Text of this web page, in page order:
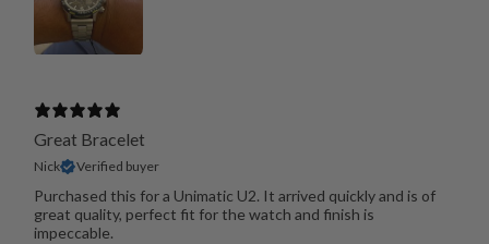
Great Bracelet
Nick Verified buyer
Purchased this for a Unimatic U2. It arrived quickly and is of
great quality, perfect fit for the watch and finish is
impeccable.